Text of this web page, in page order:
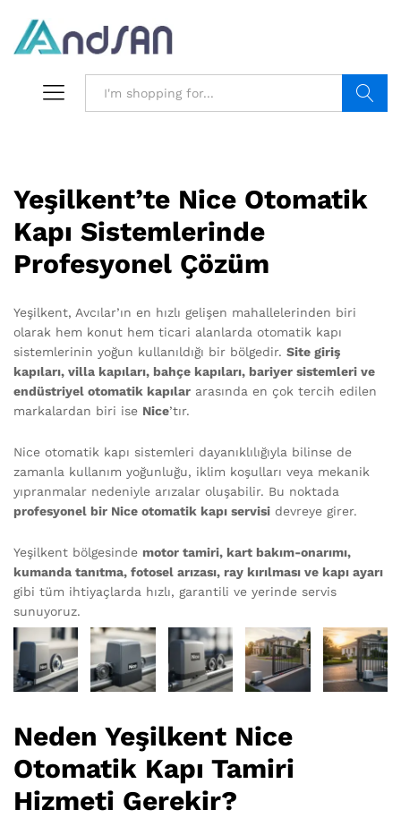
Yeşilkent’te Nice Otomatik
Kapı Sistemlerinde
Profesyonel Çözüm
Yeşilkent, Avcılar’ın en hızlı gelişen mahallelerinden biri
olarak hem konut hem ticari alanlarda otomatik kapı
sistemlerinin yoğun kullanıldığı bir bölgedir. Site giriş
kapıları, villa kapıları, bahçe kapıları, bariyer sistemleri ve
endüstriyel otomatik kapılar arasında en çok tercih edilen
markalardan biri ise Nice’tır.
Nice otomatik kapı sistemleri dayanıklılığıyla bilinse de
zamanla kullanım yoğunluğu, iklim koşulları veya mekanik
yıpranmalar nedeniyle arızalar oluşabilir. Bu noktada
profesyonel bir Nice otomatik kapı servisi devreye girer.
Yeşilkent bölgesinde motor tamiri, kart bakım-onarımı,
kumanda tanıtma, fotosel arızası, ray kırılması ve kapı ayarı
gibi tüm ihtiyaçlarda hızlı, garantili ve yerinde servis
sunuyoruz.
Neden Yeşilkent Nice
Otomatik Kapı Tamiri
Hizmeti Gerekir?